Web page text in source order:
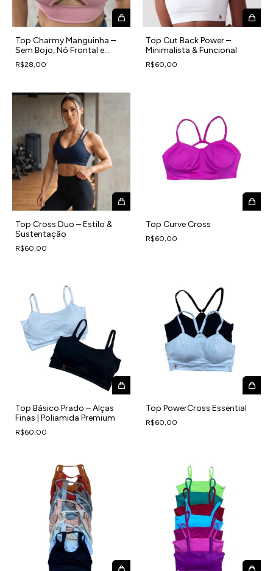
Top Charmy Manguinha –
Sem Bojo, Nó Frontal e
Tecido Leve
R$28,00
Top Cut Back Power –
Minimalista & Funcional
R$60,00
Top Cross Duo – Estilo &
Sustentação
R$60,00
Top Curve Cross
R$60,00
Top Básico Prado – Alças
Finas | Poliamida Premium
R$60,00
Top PowerCross Essential
R$60,00